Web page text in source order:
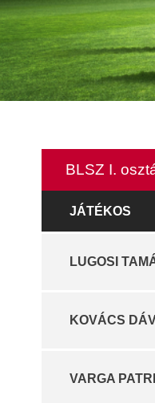
BLSZ I.
JÁTÉKOS
LUGOSI
KOVÁCS
VARGA